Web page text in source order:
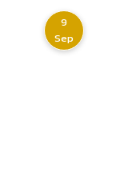
9
Sep